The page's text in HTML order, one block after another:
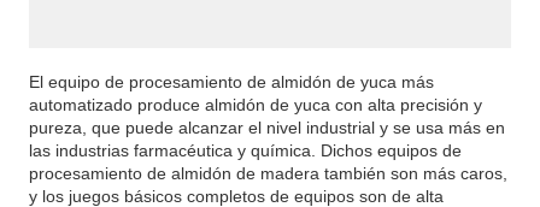
El equipo de procesamiento de almidón de yuca más
automatizado produce almidón de yuca con alta precisión y
pureza, que puede alcanzar el nivel industrial y se usa más en
las industrias farmacéutica y química. Dichos equipos de
procesamiento de almidón de madera también son más caros,
y los juegos básicos completos de equipos son de alta